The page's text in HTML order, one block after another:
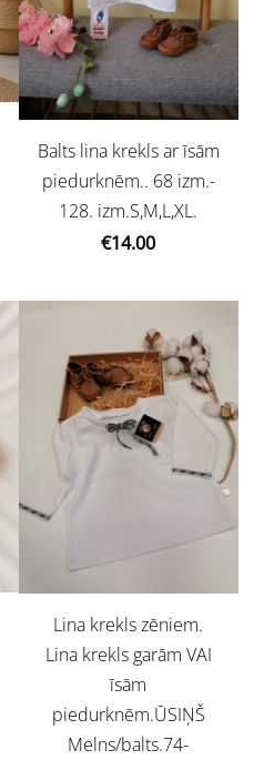
Balts lina krekls ar īsām
piedurknēm.. 68 izm.-
128. izm.S,M,L,XL.
€14.00
Lina krekls zēniem.
Lina krekls garām VAI
īsām
piedurknēm.ŪSIŅŠ
Melns/balts.74-